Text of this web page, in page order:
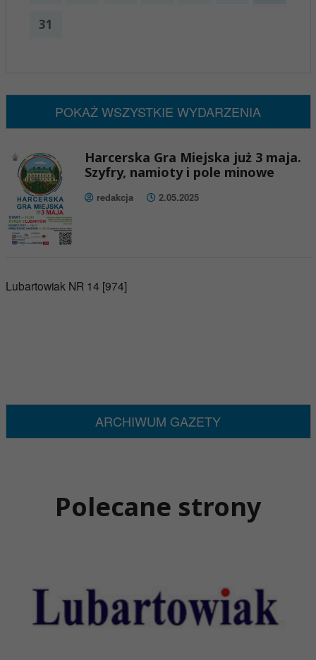
31
POKAŻ WSZYSTKIE WYDARZENIA
Harcerska Gra Miejska już 3 maja.
Szyfry, namioty i pole minowe
redakcja 2.05.2025
Lubartowiak NR 14 [974]
ARCHIWUM GAZETY
Polecane strony